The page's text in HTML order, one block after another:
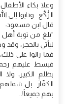
وعلا بكاء
الرُّكَّع.. وتابوا إلى
قال ابن مسعود:
"بلغ من توبة أهل
ليأتي بالحجر، وقد
فما زالوا على
فبسط عليهم
بظلمِ الكبير،
الكفّار.. بل
بهم جميعاً!..